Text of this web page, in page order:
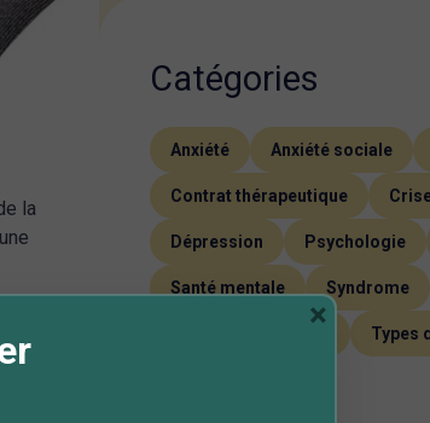
la
Catégories
Anxiété Anxiété sociale
Contrat thérapeutique
Dépression Psychologie
Santé mentale Syndrome
Types
×